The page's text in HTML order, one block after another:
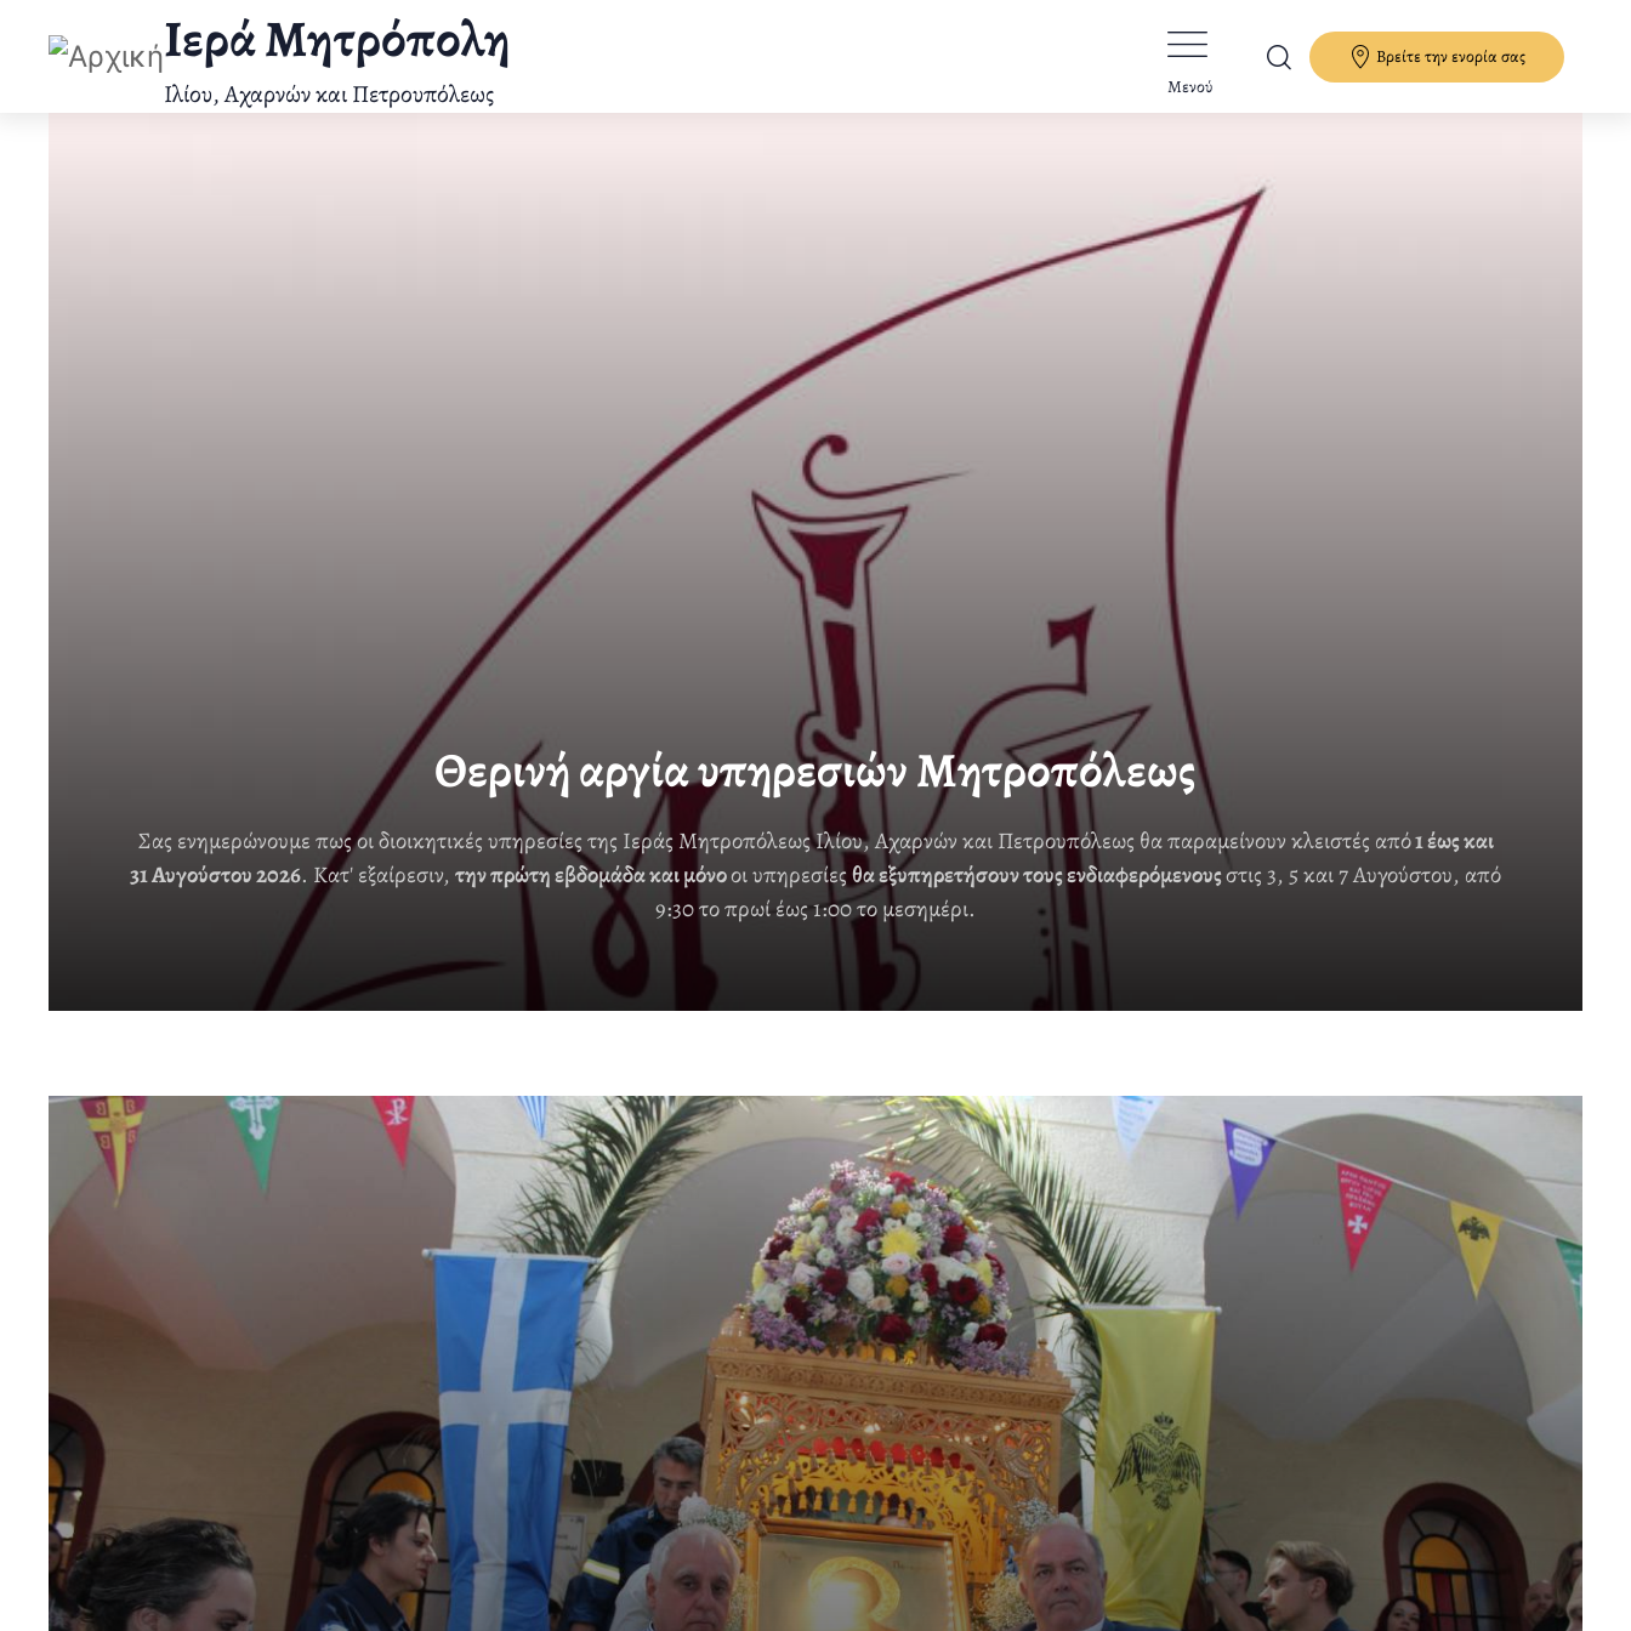
Ιερά Μητρόπολη
Ιλίου, Αχαρνών και Πετρουπόλεως Μενού
Βρείτε την ενορία σας
Θερινή αργία υπηρεσιών Μητροπόλεως
Σας ενημερώνουμε πως οι διοικητικές υπηρεσίες της Ιεράς Μητροπόλεως Ιλίου, Αχαρνών και Πετρουπόλεως θα παραμείνουν κλειστές από1 έως και
31 Αυγούστου 2026. Κατ' εξαίρεσιν,την πρώτη εβδομάδα και μόνοοι υπηρεσίεςθα εξυπηρετήσουν τους ενδιαφερόμενουςστις 3, 5 και 7 Αυγούστου, από
9:30 το πρωί έως 1:00 το μεσημέρι.